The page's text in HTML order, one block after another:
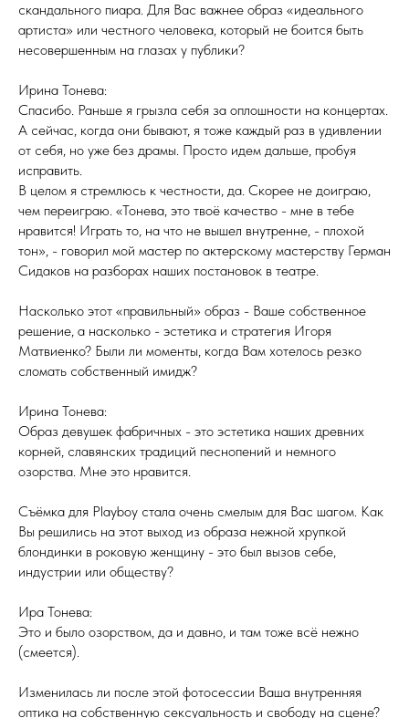
скандального пиара. Для Вас важнее образ «идеального
артиста» или честного человека, который не боится быть
несовершенным на глазах у публики?
Ирина Тонева:
Спасибо. Раньше я грызла себя за оплошности на концертах.
А сейчас, когда они бывают, я тоже каждый раз в удивлении
от себя, но уже без драмы. Просто идем дальше, пробуя
исправить.
В целом я стремлюсь к честности, да. Скорее не доиграю,
чем переиграю. «Тонева, это твоё качество - мне в тебе
нравится! Играть то, на что не вышел внутренне, - плохой
тон», - говорил мой мастер по актерскому мастерству Герман
Сидаков на разборах наших постановок в театре.
Насколько этот «правильный» образ - Ваше собственное
решение, а насколько - эстетика и стратегия Игоря
Матвиенко? Были ли моменты, когда Вам хотелось резко
сломать собственный имидж?
Ирина Тонева:
Образ девушек фабричных - это эстетика наших древних
корней, славянских традиций песнопений и немного
озорства. Мне это нравится.
Съёмка для Playboy стала очень смелым для Вас шагом. Как
Вы решились на этот выход из образа нежной хрупкой
блондинки в роковую женщину - это был вызов себе,
индустрии или обществу?
Ира Тонева:
Это и было озорством, да и давно, и там тоже всё нежно
(смеется).
Изменилась ли после этой фотосессии Ваша внутренняя
оптика на собственную сексуальность и свободу на сцене?